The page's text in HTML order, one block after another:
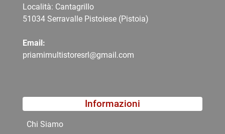
Località: Cantagrillo
51034 Serravalle Pistoiese (Pistoia)
Email:
priamimultistoresrl@gmail.com
Informazioni
Chi Siamo